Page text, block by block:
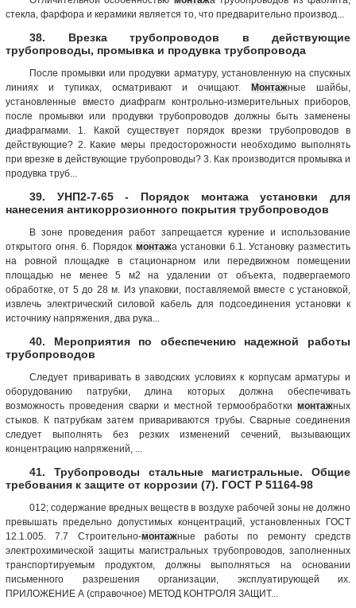
стекла, фарфора и керамики является то, что предварительно производ...
38. Врезка трубопроводов в действующие
трубопроводы, промывка и продувка трубопровода
После промывки или продувки арматуру, установленную на спускных
линиях и тупиках, осматривают и очищают.Монтажные шайбы,
установленные вместо диафрагм контрольно-измерительных приборов,
после промывки или продувки трубопроводов должны быть заменены
диафрагмами. 1. Какой существует порядок врезки трубопроводов в
действующие? 2. Какие меры предосторожности необходимо выполнять
при врезке в действующие трубопроводы? 3. Как производится промывка и
продувка труб...
39. УНП2-7-65 - Порядок монтажа установки для
нанесения антикоррозионного покрытия трубопроводов
В зоне проведения работ запрещается курение и использование
открытого огня. 6. Порядок монтажа установки 6.1. Установку разместить
на ровной площадке в стационарном или передвижном помещении
площадью не менее 5 м2 на удалении от объекта, подвергаемого
обработке, от 5 до 28 м. Из упаковки, поставляемой вместе с установкой,
извлечь электрический силовой кабель для подсоединения установки к
источнику напряжения, два рука...
40. Мероприятия по обеспечению надежной работы
трубопроводов
Следует приваривать в заводских условиях к корпусам арматуры и
оборудованию патрубки, длина которых должна обеспечивать
возможность проведения сварки и местной термообработки монтажных
стыков. К патрубкам затем привариваются трубы. Сварные соединения
следует выполнять без резких изменений сечений, вызывающих
концентрацию напряжений, ...
41. Трубопроводы стальные магистральные. Общие
требования к защите от коррозии (7). ГОСТ Р 51164-98
012; содержание вредных веществ в воздухе рабочей зоны не должно
превышать предельно допустимых концентраций, установленных ГОСТ
12.1.005. 7.7 Строительно-монтажные работы по ремонту средств
электрохимической защиты магистральных трубопроводов, заполненных
транспортируемым продуктом, должны выполняться на основании
письменного разрешения организации, эксплуатирующей их.
ПРИЛОЖЕНИЕ А (справочное) МЕТОД КОНТРОЛЯ ЗАЩИТ...